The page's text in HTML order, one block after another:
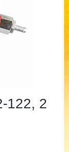
122, 2